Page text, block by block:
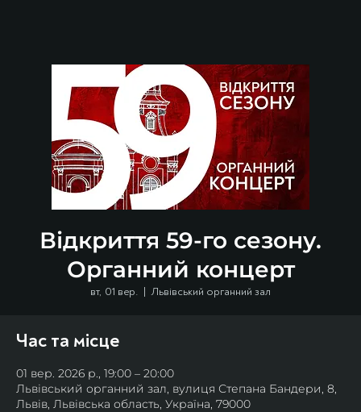
Відкриття 59-го сезону.
Органний концерт
вт, 01 вер.
  |
Львівський органний зал
Час та місце
01 вер. 2026 р., 19:00 – 20:00
Львівський органний зал, вулиця Степана Бандери, 8,
Львів, Львівська область, Україна, 79000